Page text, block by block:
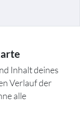
Inhalt deines
Verlauf der
alle